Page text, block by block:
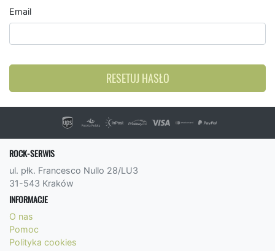
Email
RESETUJ HASŁO
ROCK-SERWIS
ul. płk. Francesco Nullo 28/LU3
31-543 Kraków
INFORMACJE
O nas
Pomoc
Polityka cookies